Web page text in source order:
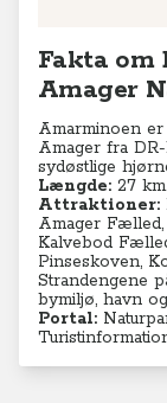
Fakta om
Amager
Amarminoen
Amager fra
sydøstlige
Længde: 27 km.
Attraktioner:
Amager
Kalvebod
Pinseskoven,
Strandengene
bymiljø, havn
Portal: